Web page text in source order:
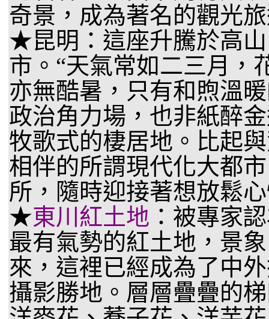
奇景，成為著名的觀光
★昆明：這座升騰於高
市。“天氣常如二三月，
亦無酷暑，只有和煦溫
政治角力場，也非紙醉
牧歌式的棲居地。比起
相伴的所謂現代化大都
所，隨時迎接著想放鬆
★東川紅土地 ：被專家
最有氣勢的紅土地，景
來，這裡已經成為了中
攝影勝地。層層疊疊的